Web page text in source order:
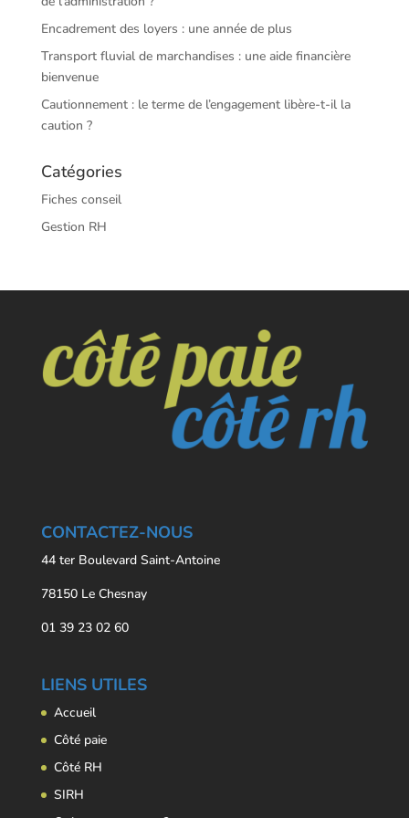
Encadrement des loyers : une année de plus
Transport fluvial de marchandises : une aide financière
bienvenue
Cautionnement : le terme de l’engagement libère-t-il la
caution ?
Catégories
Fiches conseil
Gestion RH
CONTACTEZ-NOUS
44 ter Boulevard Saint-Antoine
78150 Le Chesnay
01 39 23 02 60
LIENS UTILES
Accueil
Côté paie
Côté RH
SIRH